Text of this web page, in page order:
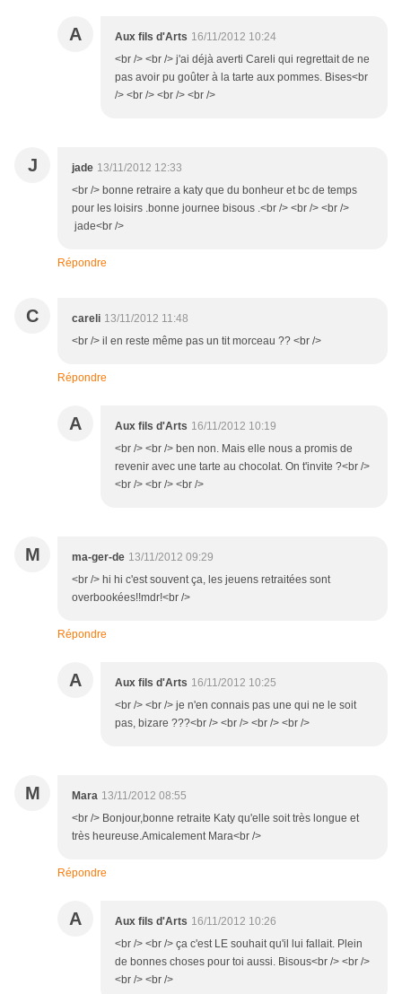
A Aux fils d'Arts 16/11/2012 10:24
<br /> <br /> j'ai déjà averti Careli qui regrettait de ne
pas avoir pu goûter à la tarte aux pommes. Bises<br
/> <br /> <br /> <br />
J jade 13/11/2012 12:33
<br /> bonne retraire a katy que du bonheur et bc de temps
pour les loisirs .bonne journee bisous .<br /> <br /> <br />
jade<br />
Répondre
C careli 13/11/2012 11:48
<br /> il en reste même pas un tit morceau ?? <br />
Répondre
A Aux fils d'Arts 16/11/2012 10:19
<br /> <br /> ben non. Mais elle nous a promis de
revenir avec une tarte au chocolat. On t'invite ?<br />
<br /> <br /> <br />
M ma-ger-de 13/11/2012 09:29
<br /> hi hi c'est souvent ça, les jeuens retraitées sont
overbookées!!mdr!<br />
Répondre
A Aux fils d'Arts 16/11/2012 10:25
<br /> <br /> je n'en connais pas une qui ne le soit
pas, bizare ???<br /> <br /> <br /> <br />
M Mara 13/11/2012 08:55
<br /> Bonjour,bonne retraite Katy qu'elle soit très longue et
très heureuse.Amicalement Mara<br />
Répondre
A Aux fils d'Arts 16/11/2012 10:26
<br /> <br /> ça c'est LE souhait qu'il lui fallait. Plein
de bonnes choses pour toi aussi. Bisous<br /> <br />
<br /> <br />